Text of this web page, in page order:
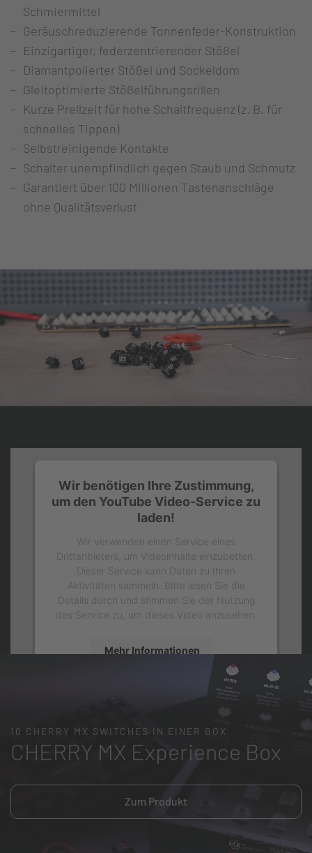
Schmiermittel
Geräuschreduzierende Tonnenfeder-Konstruktion
Einzigartiger, federzentrierender Stößel
Diamantpolierter Stößel und Sockeldom
Gleitoptimierte Stößelführungsrillen
Kurze Prellzeit für hohe Schaltfrequenz (z. B. für
schnelles Tippen)
Selbstreinigende Kontakte
Schalter unempfindlich gegen Staub und Schmutz
Garantiert über 100 Millionen Tastenanschläge
ohne Qualitätsverlust
Wir benötigen Ihre Zustimmung,
um den YouTube Video-Service zu
laden!
Wir verwenden einen Service eines
Drittanbieters, um Videoinhalte einzubetten.
Dieser Service kann Daten zu Ihren
Aktivitäten sammeln. Bitte lesen Sie die
Details durch und stimmen Sie der Nutzung
des Service zu, um dieses Video anzusehen.
Mehr Informationen
10 CHERRY MX SWITCHES IN EINER BOX
CHERRY MX Experience Box
Zum Produkt